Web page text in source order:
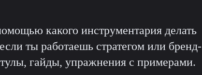
какого инструментария делать
ты работаешь стратегом или бренд-
гайды, упражнения с примерами.